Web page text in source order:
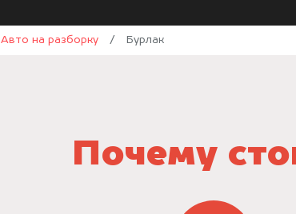
Авто на разборку / Бурлак
Почему